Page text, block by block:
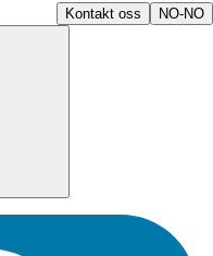
Kontakt oss NO-NO